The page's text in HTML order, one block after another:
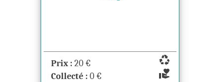
recycling
volunteer_activism
Prix : 20 €
Collecté : 0 €